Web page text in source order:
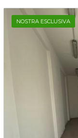
NOSTRA ESCLUSIVA